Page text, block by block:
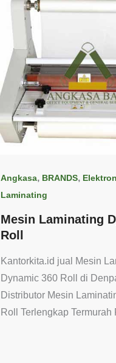
Angkasa, BRANDS,
Laminating
Mesin Laminating
Roll
Kantorkita.id jual Mesin
Dynamic 360 Roll di
Distributor Mesin
Roll Terlengkap Termurah